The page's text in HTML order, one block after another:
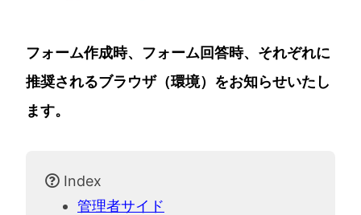
フォーム作成時、フォーム回答時、それぞれに
推奨されるブラウザ（環境）をお知らせいたし
ます。
Index
管理者サイド